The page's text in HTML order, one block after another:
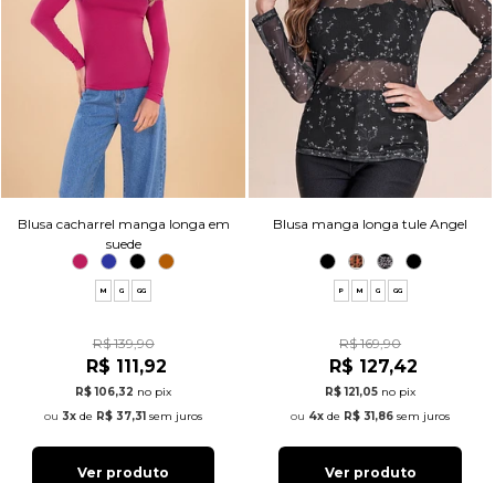
Blusa cacharrel manga longa em
suede
M G GG
R$ 139,90
R$ 111,92
R$ 106,32 no pix
3x de R$ 37,31 sem juros
Ver produto
Blusa manga longa tule Angel
P M G GG
R$ 169,90
R$ 127,42
R$ 121,05 no pix
4x de R$ 31,86 sem juros
Ver produto